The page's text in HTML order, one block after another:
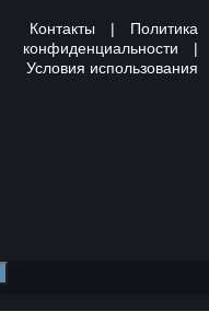
Контакты |
Политика
конфиденциальности
|
Условия использования